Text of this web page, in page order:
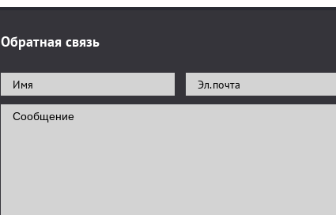
Обратная связь